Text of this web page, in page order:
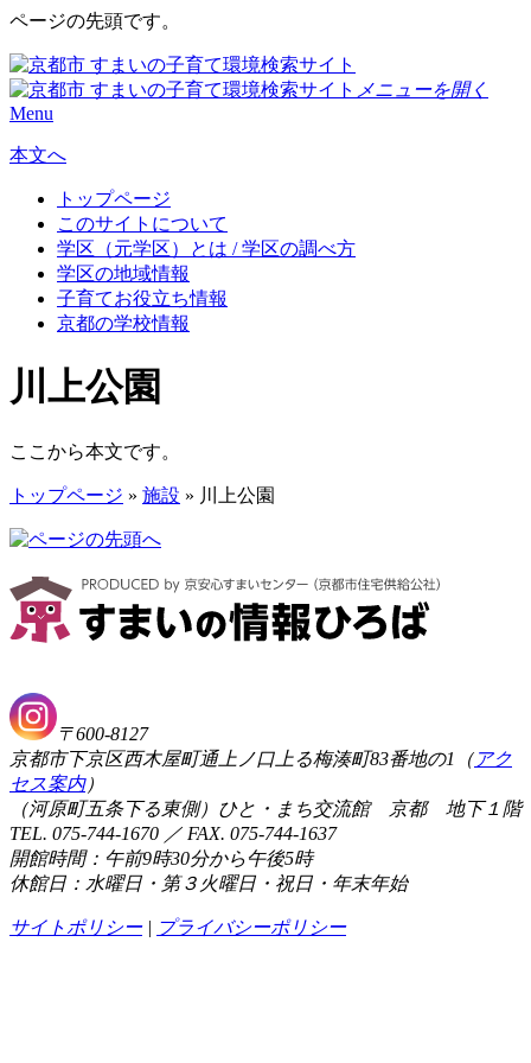
ページの先頭です。
メニューを開く
Menu
本文へ
トップページ
このサイトについて
学区（元学区）とは / 学区の調べ方
学区の地域情報
子育てお役立ち情報
京都の学校情報
川上公園
ここから本文です。
トップページ » 施設 » 川上公園
〒600-8127
京都市下京区西木屋町通上ノ口上る梅湊町83番地の1（ アク
セス案内）
（河原町五条下る東側）ひと・まち交流館 京都 地下１階
TEL. 075-744-1670 ／ FAX. 075-744-1637
開館時間：午前9時30分から午後5時
休館日：水曜日・第３火曜日・祝日・年末年始
サイトポリシー| プライバシーポリシー